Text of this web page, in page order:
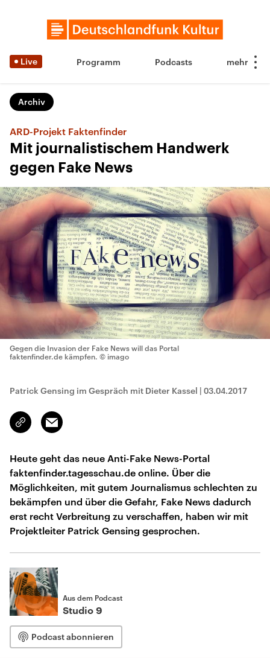
Live Programm Podcasts
Archiv
ARD-Projekt Faktenfinder
Mit journalistischem Handwerk
gegen Fake News
Gegen die Invasion der Fake News will das Portal
faktenfinder.de kämpfen. © imago
Patrick Gensing im Gespräch mit Dieter Kassel | 03.04.2017
Link
kopieren/teilen
Email
Heute geht das neue Anti-Fake News-Portal
faktenfinder.tagesschau.de online. Über die
Möglichkeiten, mit gutem Journalismus schlechten zu
bekämpfen und über die Gefahr, Fake News dadurch
erst recht Verbreitung zu verschaffen, haben wir mit
Projektleiter Patrick Gensing gesprochen.
Aus dem Podcast
Studio 9
Podcast abonnieren